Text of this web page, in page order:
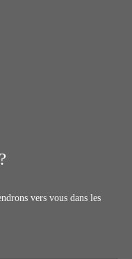
vers vous dans les